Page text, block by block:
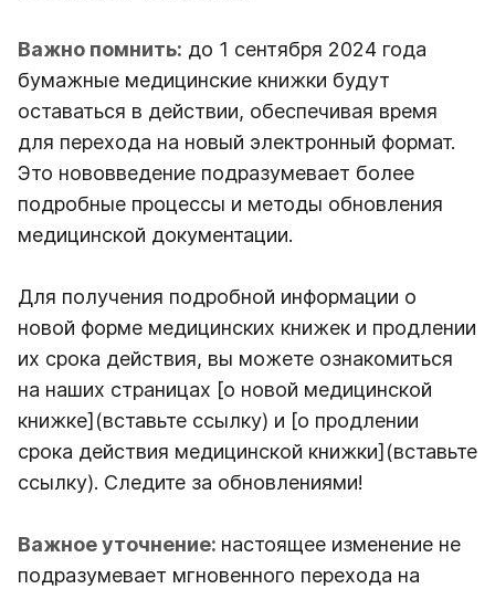
Важно помнить: до 1 сентября 2024 года
бумажные медицинские книжки будут
оставаться в действии, обеспечивая время
для перехода на новый электронный формат.
Это нововведение подразумевает более
подробные процессы и методы обновления
медицинской документации.
Для получения подробной информации о
новой форме медицинских книжек и продлении
их срока действия, вы можете ознакомиться
на наших страницах [о новой медицинской
книжке](вставьте ссылку) и [о продлении
срока действия медицинской книжки](вставьте
ссылку). Следите за обновлениями!
Важное уточнение: настоящее изменение не
подразумевает мгновенного перехода на